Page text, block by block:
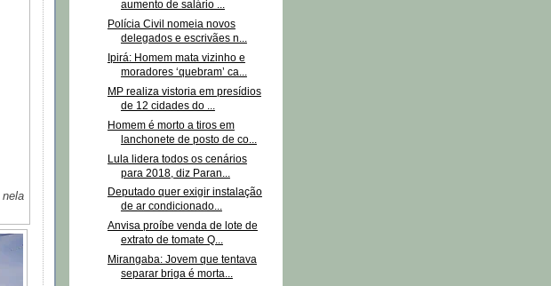
aumento de salário ...
Polícia Civil nomeia novos
delegados e escrivães n...
Ipirá: Homem mata vizinho e
moradores ‘quebram’ ca...
MP realiza vistoria em presídios
de 12 cidades do ...
Homem é morto a tiros em
lanchonete de posto de co...
Lula lidera todos os cenários
para 2018, diz Paran...
Deputado quer exigir instalação
de ar condicionado...
Anvisa proíbe venda de lote de
extrato de tomate Q...
Mirangaba: Jovem que tentava
separar briga é morta...